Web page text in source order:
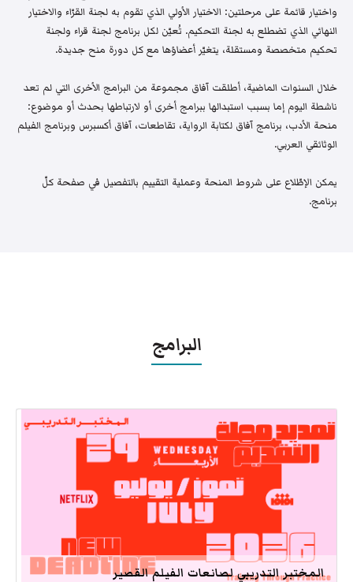
واختيار قائمة على مرحلتين: الاختيار الأولي الذي تقوم به لجنة القرّاء والاختيار
النهائي الذي تضطلع به لجنة التحكيم. تُعيّن لكل برنامج لجنة قراء ولجنة
تحكيم متخصصة ومستقلة، يتغيّر أعضاؤها مع كل دورة منح جديدة.
خلال السنوات الماضية، أطلقت آفاق مجموعة من البرامج الأخرى التي لم تعد
ناشطة اليوم إما بسبب استبدالها ببرامج أخرى أو لارتباطها بحدث أو موضوع:
منحة الأدب، برنامج آفاق لكتابة الرواية، تقاطعات، آفاق أكسبرس وبرنامج الفيلم
الوثائقي العربي.
يمكن الإطّلاع على شروط المنحة وعملية التقييم بالتفصيل في صفحة كلّ
برنامج.
البرامج
المختبر التدريبي لصانعات الفيلم القصير